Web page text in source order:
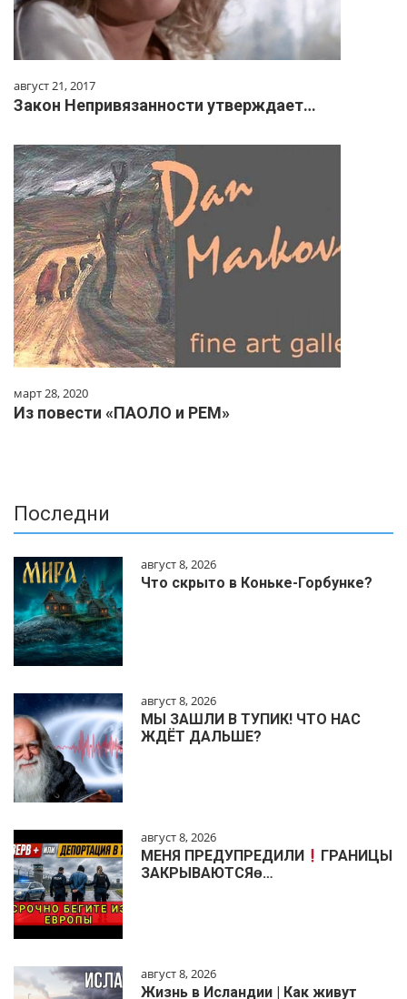
август 21, 2017
Закон Непривязанности утверждает…
март 28, 2020
Из повести «ПАОЛО и РЕМ»
Последни
август 8, 2026
Что скрыто в Коньке-Горбунке?
август 8, 2026
МЫ ЗАШЛИ В ТУПИК! ЧТО НАС
ЖДЁТ ДАЛЬШЕ?
август 8, 2026
МЕНЯ ПРЕДУПРЕДИЛИ
ГРАНИЦЫ
ЗАКРЫВАЮТСЯɵ…
август 8, 2026
Жизнь в Исландии | Как живут